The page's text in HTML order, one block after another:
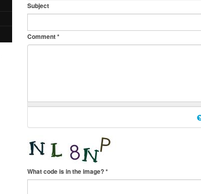
Subject
Comment*
What code is in the image?*